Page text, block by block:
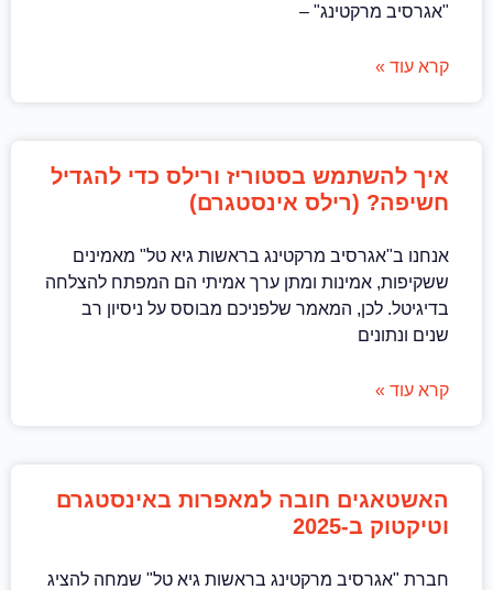
"אגרסיב מרקטינג" –
קרא עוד »
איך להשתמש בסטוריז ורילס כדי להגדיל
חשיפה? (רילס אינסטגרם)
אנחנו ב"אגרסיב מרקטינג בראשות גיא טל" מאמינים
ששקיפות, אמינות ומתן ערך אמיתי הם המפתח להצלחה
בדיגיטל. לכן, המאמר שלפניכם מבוסס על ניסיון רב
שנים ונתונים
קרא עוד »
האשטאגים חובה למאפרות באינסטגרם
וטיקטוק ב-2025
חברת "אגרסיב מרקטינג בראשות גיא טל" שמחה להציג